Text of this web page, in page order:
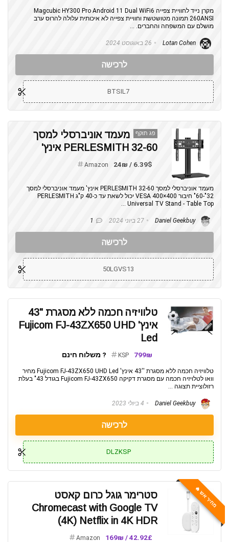
מקרן נייד לחוויית צפייה Magcubic HY300 Pro Android 11 Dual WiFi6
260ANSI תמונה מטושטשת וחוויית צפייה לא איכותית עלולה להרוס ערב
מושלם עם המשפחה והחברים. ...
26 באוגוסט 2024
לרכישה
BTSIL7
פג תוקף
מעמד אוניברסלי למסך
PERLESMITH 32-60 אינץ'
6.39$ / 24₪
Amazon
מעמד אוניברסלי למסך PERLESMITH 32-60 אינץ' מעמד אוניברסלי למסך
32"-60" חיבור VESA 400×400 יכול לשאת עד כ-40 ק"ג PERLESMITH
Universal TV Stand - Table Top ...
27 ביוני 2024 1
לרכישה
50LGVS13
טלוויזיה חכמה ללא מסגרת "43
אינץ' Fujicom FJ-43ZX650 UHD
Led
799₪
KSP ? משלוח חינם
טלוויזיה חכמה ללא מסגרת ''43 אינץ' Fujicom FJ-43ZX650 UHD Led מחיר
וואו לטלויזיה חכמה עם מסגרת דקיקה Fujicom FJ-43ZX650 בגודל 43" בעלת
רזולוציית תצוגה ...
4 ביולי 2023
לרכישה
DLZKSP
מחיר אש 🔥
סטרימר גוגל כרום קאסט
Chromecast with Google TV
(4K) Netflix in 4K HDR
42.92£ / 169₪
Amazon